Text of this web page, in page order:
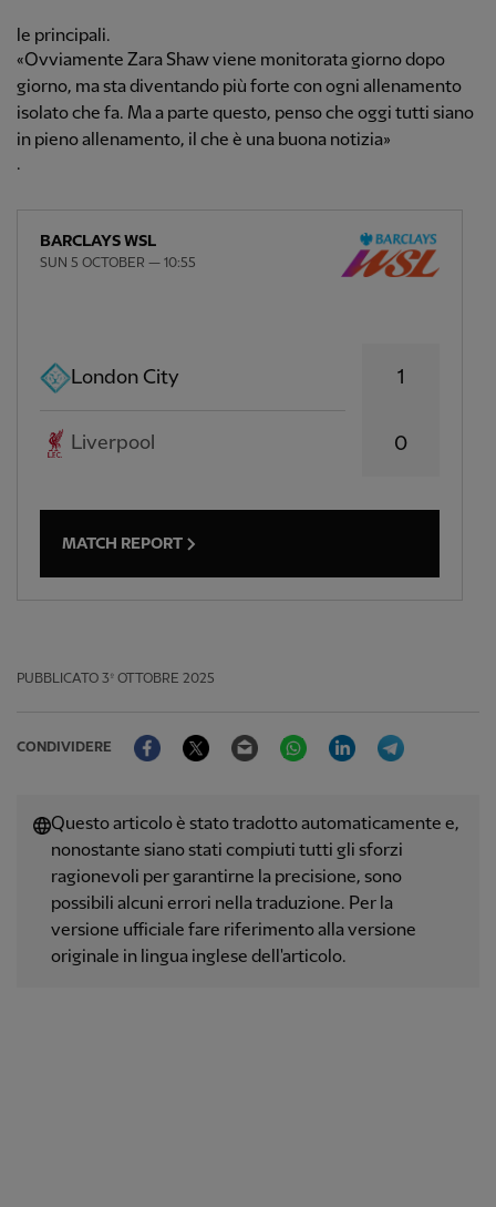
le principali.
«Ovviamente Zara Shaw viene monitorata giorno dopo
giorno, ma sta diventando più forte con ogni allenamento
isolato che fa. Ma a parte questo, penso che oggi tutti siano
in pieno allenamento, il che è una buona notizia»
.
BARCLAYS WSL
SUN 5 OCTOBER — 10:55
London City
Liverpool
1
0
MATCH REPORT
PUBBLICATO 3º OTTOBRE 2025
CONDIVIDERE
FacebookTwitter Email WhatsAppLinkedIn
Questo articolo è stato tradotto automaticamente e,
nonostante siano stati compiuti tutti gli sforzi
ragionevoli per garantirne la precisione, sono
possibili alcuni errori nella traduzione. Per la
versione ufficiale fare riferimento alla versione
originale in lingua inglese dell'articolo.